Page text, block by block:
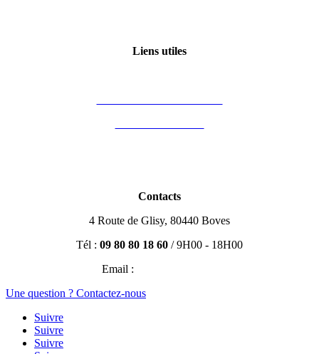
Liens utiles
Contacts
4 Route de Glisy, 80440 Boves
Tél : 09 80 80 18 60 / 9H00 - 18H00
Email :
Une question ? Contactez-nous
Suivre
Suivre
Suivre